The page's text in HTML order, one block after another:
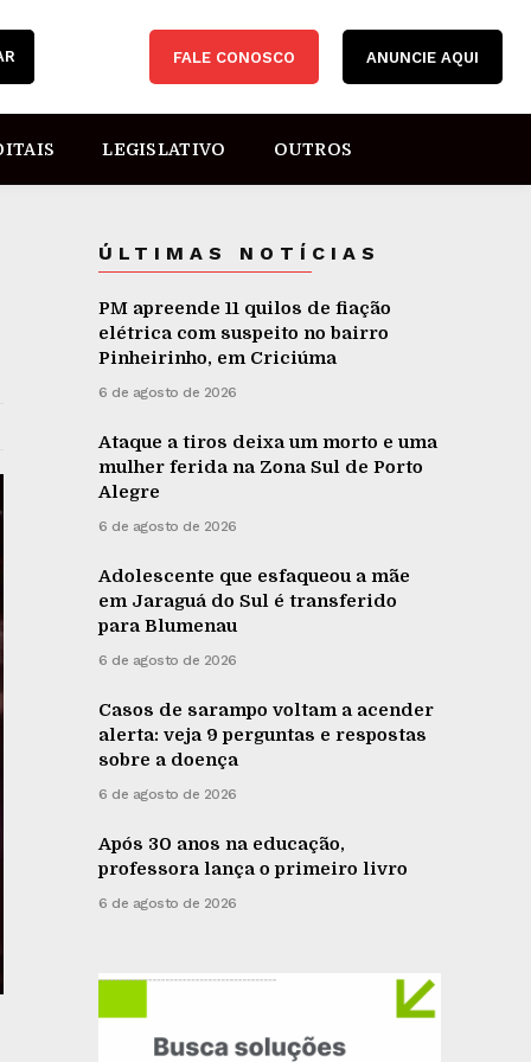
FALE CONOSCO ANUNCIE AQUI
LEGISLATIVO OUTROS
ÚLTIMAS NOTÍCIAS
PM apreende 11 quilos de fiação
elétrica com suspeito no bairro
Pinheirinho, em Criciúma
6 de agosto de 2026
Ataque a tiros deixa um morto e uma
mulher ferida na Zona Sul de Porto
Alegre
6 de agosto de 2026
Adolescente que esfaqueou a mãe
em Jaraguá do Sul é transferido
para Blumenau
6 de agosto de 2026
Casos de sarampo voltam a acender
alerta: veja 9 perguntas e respostas
sobre a doença
6 de agosto de 2026
Após 30 anos na educação,
professora lança o primeiro livro
6 de agosto de 2026